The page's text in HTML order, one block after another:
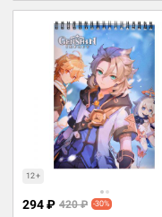
12+
294 ₽ 420 ₽ -30%